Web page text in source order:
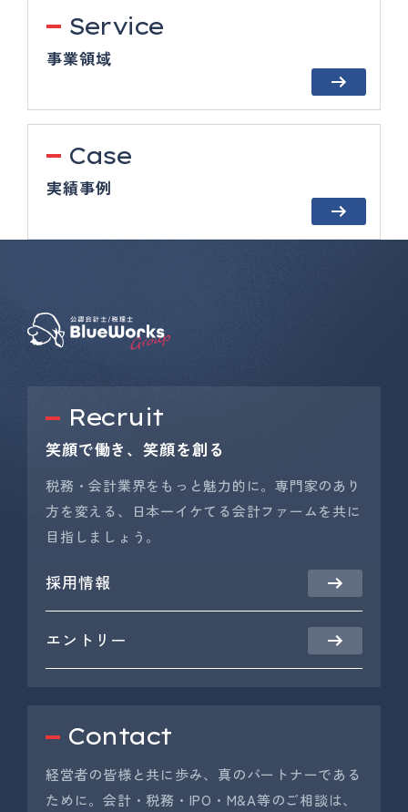
Service
事業領域
Case
実績事例
Recruit
笑顔で働き、笑顔を創る
税務・会計業界をもっと魅力的に。専門家のあり
方を変える、日本一イケてる会計ファームを共に
目指しましょう。
採用情報
エントリー
Contact
経営者の皆様と共に歩み、真のパートナーである
ために。会計・税務・IPO・M&A等のご相談は、